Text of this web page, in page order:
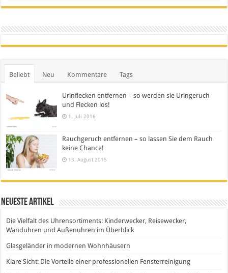
Beliebt Neu Kommentare Tags
Urinflecken entfernen – so werden sie Uringeruch
und Flecken los!
1. Juli 2016
Rauchgeruch entfernen – so lassen Sie dem Rauch
keine Chance!
13. August 2015
Neueste Artikel
Die Vielfalt des Uhrensortiments: Kinderwecker, Reisewecker,
Wanduhren und Außenuhren im Überblick
Glasgeländer in modernen Wohnhäusern
Klare Sicht: Die Vorteile einer professionellen Fensterreinigung